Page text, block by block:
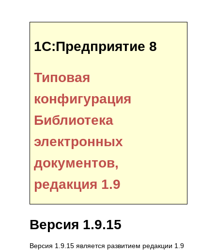
1С:Предприятие 8
Типовая
конфигурация
Библиотека
электронных
документов,
редакция 1.9
Версия 1.9.15
Версия 1.9.15 является развитием редакции 1.9